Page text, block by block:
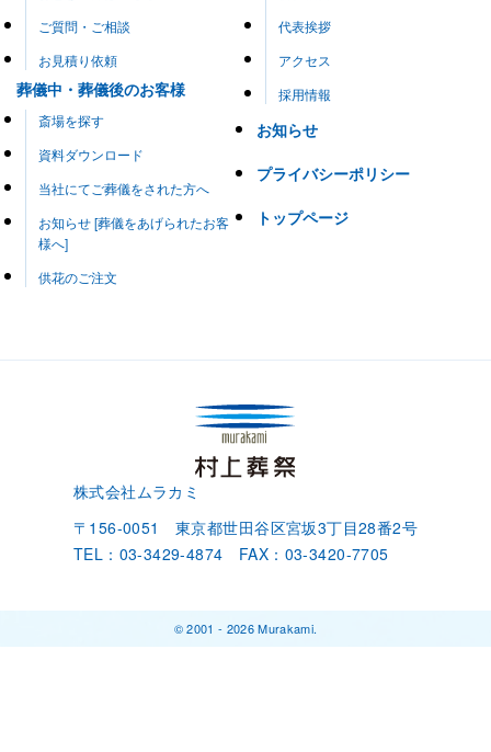
ご質問・ご相談
お見積り依頼
葬儀中・葬儀後のお客様
斎場を探す
資料ダウンロード
当社にてご葬儀をされた方へ
お知らせ [葬儀をあげられたお客
様へ]
供花のご注文
代表挨拶
アクセス
採用情報
お知らせ
プライバシーポリシー
トップページ
株式会社ムラカミ
〒156-0051 東京都世田谷区宮坂3丁目28番2号
TEL：03-3429-4874 FAX：03-3420-7705
©︎ 2001 - 2026Murakami.